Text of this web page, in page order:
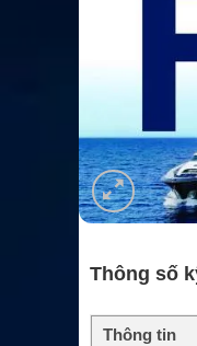
Thông số
Thông tin